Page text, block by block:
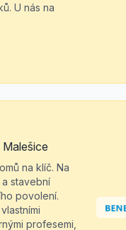
U nás na
na klíč. Na
stavební
povolení.
profesemi,